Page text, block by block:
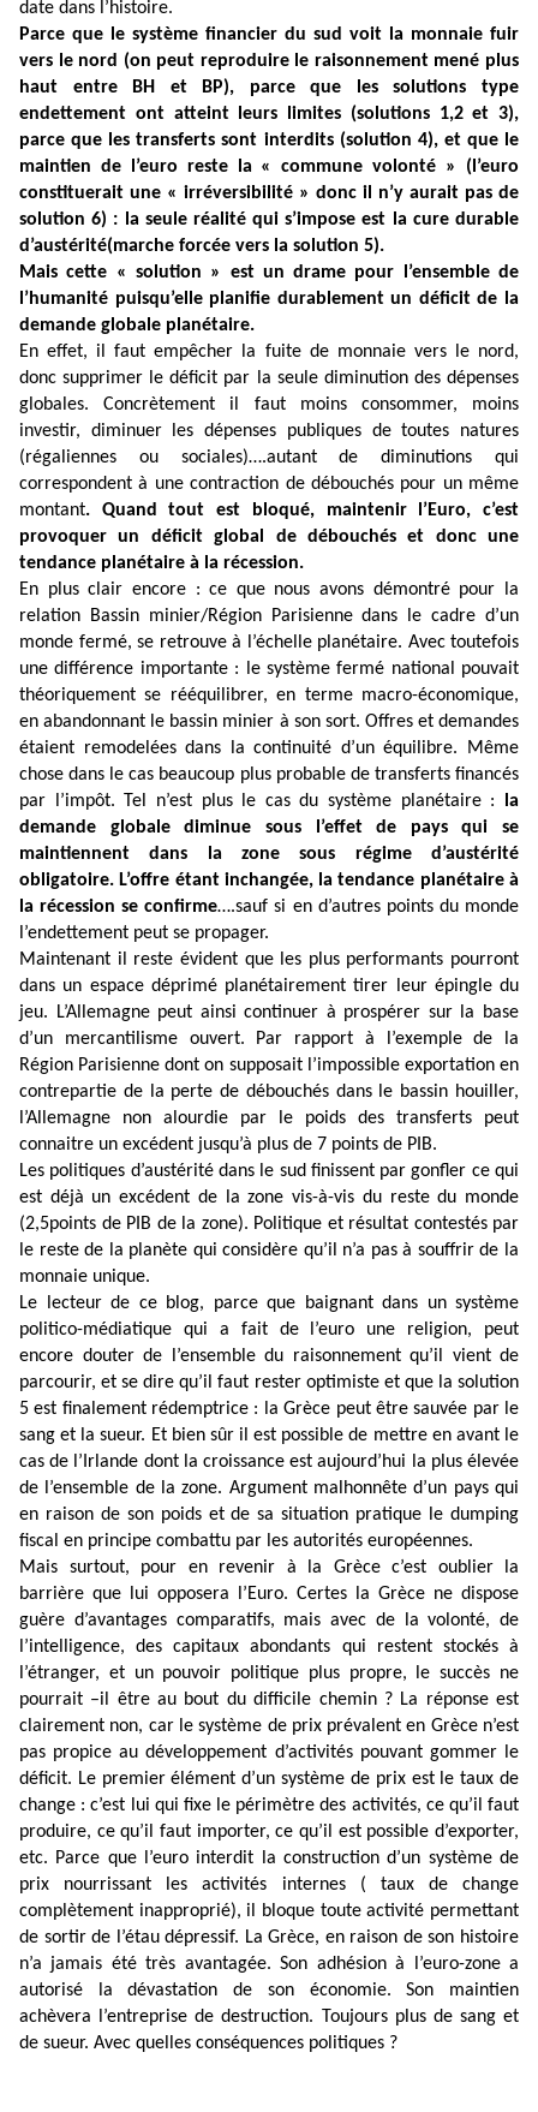
date dans l’histoire.
Parce que le système financier du sud voit la monnaie fuir
vers le nord (on peut reproduire le raisonnement mené plus
haut entre BH et BP), parce que les solutions type
endettement ont atteint leurs limites (solutions 1,2 et 3),
parce que les transferts sont interdits (solution 4), et que le
maintien de l’euro reste la « commune volonté » (l’euro
constituerait une « irréversibilité » donc il n’y aurait pas de
solution 6) : la seule réalité qui s’impose est la cure durable
d’austérité(marche forcée vers la solution 5).
Mais cette « solution » est un drame pour l’ensemble de
l’humanité puisqu’elle planifie durablement un déficit de la
demande globale planétaire.
En effet, il faut empêcher la fuite de monnaie vers le nord,
donc supprimer le déficit par la seule diminution des dépenses
globales. Concrètement il faut moins consommer, moins
investir, diminuer les dépenses publiques de toutes natures
(régaliennes ou sociales)….autant de diminutions qui
correspondent à une contraction de débouchés pour un même
montant. Quand tout est bloqué, maintenir l’Euro, c’est
provoquer un déficit global de débouchés et donc une
tendance planétaire à la récession.
En plus clair encore : ce que nous avons démontré pour la
relation Bassin minier/Région Parisienne dans le cadre d’un
monde fermé, se retrouve à l’échelle planétaire. Avec toutefois
une différence importante : le système fermé national pouvait
théoriquement se rééquilibrer, en terme macro-économique,
en abandonnant le bassin minier à son sort. Offres et demandes
étaient remodelées dans la continuité d’un équilibre. Même
chose dans le cas beaucoup plus probable de transferts financés
par l’impôt. Tel n’est plus le cas du système planétaire :
la
demande globale diminue sous l’effet de pays qui se
maintiennent dans la zone sous régime d’austérité
obligatoire. L’offre étant inchangée, la tendance planétaire à
la récession se confirme….sauf si en d’autres points du monde
l’endettement peut se propager.
Maintenant il reste évident que les plus performants pourront
dans un espace déprimé planétairement tirer leur épingle du
jeu. L’Allemagne peut ainsi continuer à prospérer sur la base
d’un mercantilisme ouvert. Par rapport à l’exemple de la
Région Parisienne dont on supposait l’impossible exportation en
contrepartie de la perte de débouchés dans le bassin houiller,
l’Allemagne non alourdie par le poids des transferts peut
connaitre un excédent jusqu’à plus de 7 points de PIB.
Les politiques d’austérité dans le sud finissent par gonfler ce qui
est déjà un excédent de la zone vis-à-vis du reste du monde
(2,5points de PIB de la zone). Politique et résultat contestés par
le reste de la planète qui considère qu’il n’a pas à souffrir de la
monnaie unique.
Le lecteur de ce blog, parce que baignant dans un système
politico-médiatique qui a fait de l’euro une religion, peut
encore douter de l’ensemble du raisonnement qu’il vient de
parcourir, et se dire qu’il faut rester optimiste et que la solution
5 est finalement rédemptrice : la Grèce peut être sauvée par le
sang et la sueur. Et bien sûr il est possible de mettre en avant le
cas de l’Irlande dont la croissance est aujourd’hui la plus élevée
de l’ensemble de la zone. Argument malhonnête d’un pays qui
en raison de son poids et de sa situation pratique le dumping
fiscal en principe combattu par les autorités européennes.
Mais surtout, pour en revenir à la Grèce c’est oublier la
barrière que lui opposera l’Euro. Certes la Grèce ne dispose
guère d’avantages comparatifs, mais avec de la volonté, de
l’intelligence, des capitaux abondants qui restent stockés à
l’étranger, et un pouvoir politique plus propre, le succès ne
pourrait –il être au bout du difficile chemin ? La réponse est
clairement non, car le système de prix prévalent en Grèce n’est
pas propice au développement d’activités pouvant gommer le
déficit. Le premier élément d’un système de prix est le taux de
change : c’est lui qui fixe le périmètre des activités, ce qu’il faut
produire, ce qu’il faut importer, ce qu’il est possible d’exporter,
etc. Parce que l’euro interdit la construction d’un système de
prix nourrissant les activités internes ( taux de change
complètement inapproprié), il bloque toute activité permettant
de sortir de l’étau dépressif. La Grèce, en raison de son histoire
n’a jamais été très avantagée. Son adhésion à l’euro-zone a
autorisé la dévastation de son économie. Son maintien
achèvera l’entreprise de destruction. Toujours plus de sang et
de sueur. Avec quelles conséquences politiques ?